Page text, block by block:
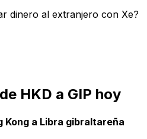
dinero al extranjero con Xe?
HKD a GIP hoy
Kong a Libra gibraltareña